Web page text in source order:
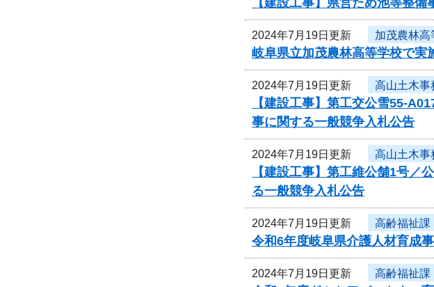
2024年7月19日更新 加茂農林高
岐阜県立加茂農林高等学校で実
2024年7月19日更新 高山土木事
【建設工事】第工交公雪55-
事に関する一般競争入札公告
2024年7月19日更新 高山土木事
【建設工事】第工維公舗1号
る一般競争入札公告
2024年7月19日更新 高齢福祉課
令和6年度岐阜県介護人材育成
2024年7月19日更新 高齢福祉課